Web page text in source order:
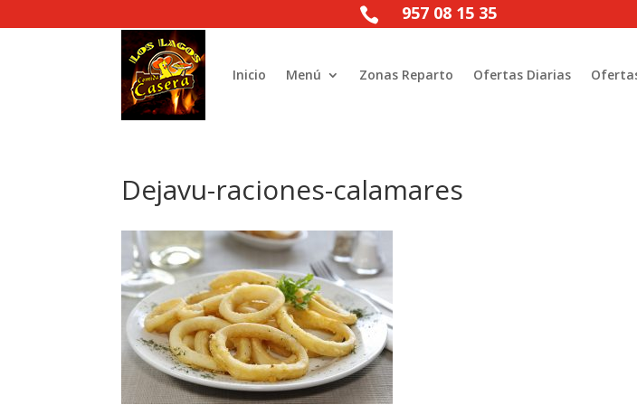
 957 08 15 35
Inicio Menú Zonas Reparto Ofertas Diarias
Dejavu-raciones-calamares